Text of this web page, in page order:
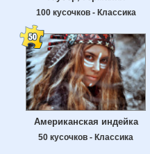
100 кусочков - Классика
Американская индейка
50 кусочков - Классика